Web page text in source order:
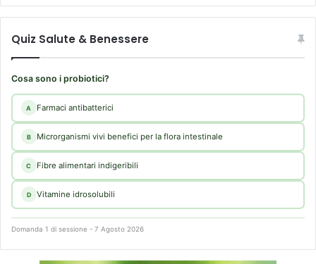
Quiz Salute & Benessere
Cosa sono i probiotici?
A Farmaci antibatterici
B Microrganismi vivi benefici per la flora intestinale
C Fibre alimentari indigeribili
D Vitamine idrosolubili
Domanda 1 di sessione - 7 Agosto 2026